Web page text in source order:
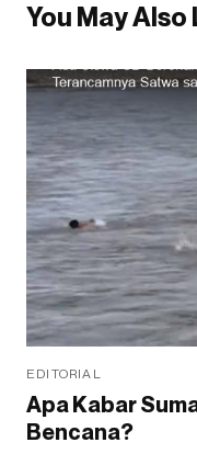
You May Also
EDITORIAL
Apa Kabar
Bencana?